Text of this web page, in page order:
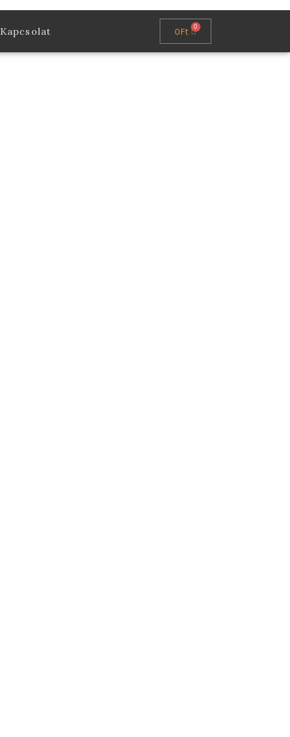
Kapcsolat 0Ft